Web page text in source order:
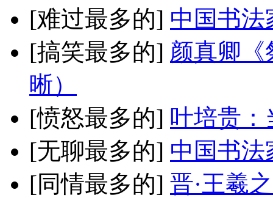
[难过最多的] 中国书法
[搞笑最多的] 颜真卿《
晰）
[愤怒最多的] 叶培贵：
[无聊最多的] 中国书法
[同情最多的] 晋·王羲